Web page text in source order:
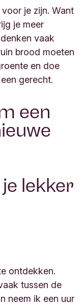
je zijn. Want
je meer
vaak
brood moeten
en doe
gerecht.
een
lekker
ontdekken.
tussen de
neem ik een uur